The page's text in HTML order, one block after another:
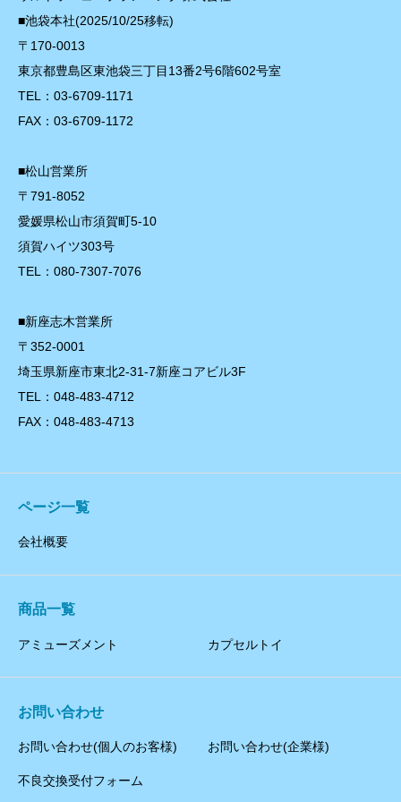
■池袋本社(2025/10/25移転)
〒170-0013
東京都豊島区東池袋三丁目13番2号6階602号室
TEL：03-6709-1171
FAX：03-6709-1172
■松山営業所
〒791-8052
愛媛県松山市須賀町5-10
須賀ハイツ303号
TEL：080-7307-7076
■新座志木営業所
〒352-0001
埼玉県新座市東北2-31-7新座コアビル3F
TEL：048-483-4712
FAX：048-483-4713
ページ一覧
会社概要
商品一覧
アミューズメント カプセルトイ
お問い合わせ
お問い合わせ(個人のお客様) お問い合わせ(企業様)
不良交換受付フォーム